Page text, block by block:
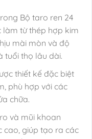
Bộ taro ren 24
làm từ thép hợp kim
mài mòn và độ
tuổi thọ lâu dài.
thiết kế đặc biệt
phù hợp với các
chữa.
và mũi khoan
cao, giúp tạo ra các